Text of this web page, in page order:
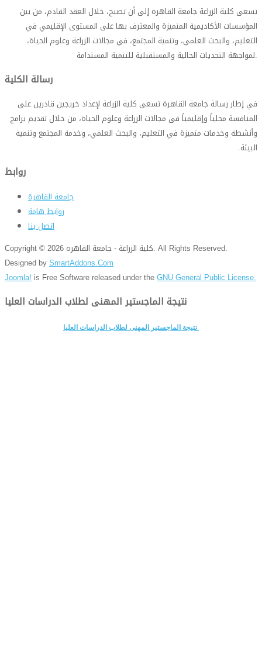
تسعى كلية الزراعة جامعة القاهرة إلى أن تصبح، خلال العقد القادم، من بين
المؤسسات الأكاديمية المتميزة والمعترف بها على المستوى الإقليمي في
التعليم، والبحث العلمي، وتنمية المجتمع، في مجالات الزراعة وعلوم الحياة،
لمواجهة التحديات الحالية والمستقبلية للتنمية المستدامة.
في إطار رسالة جامعة القاهرة تسعى كلية الزراعة لإعداد خريجين قادرين على
المنافسة محلياً وإقليمياً فى مجالات الزراعة وعلوم الحياة، من خلال تقديم برامج
وأنشطة وخدمات متميزة في التعليم، والبحث العلمي، وخدمة المجتمع وتنمية
البيئة.
روابط
جامعة القاهرة
روابط هامة
اتصل بنا
Copyright © 2026 كلية الزراعة - جامعة القاهره. All Rights Reserved.
Designed bySmartAddons.Com
Joomla! is Free Software released under theGNU General Public License.
نتيجة الماجستير المهنى لطلاب الدراسات العليا